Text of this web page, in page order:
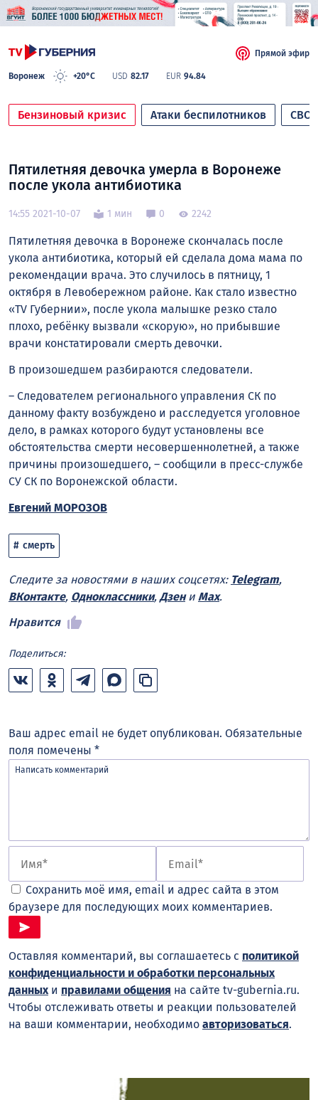
Воронеж +20°C USD 82.17 EUR 94.84
Прямой эфир
Бензиновый кризис Атаки беспилотников СВО
Пятилетняя девочка умерла в Воронеже
после укола антибиотика
14:55 2021-10-07 1 мин 0 2242
Пятилетняя девочка в Воронеже скончалась после
укола антибиотика, который ей сделала дома мама по
рекомендации врача. Это случилось в пятницу, 1
октября в Левобережном районе. Как стало известно
«TV Губернии», после укола малышке резко стало
плохо, ребёнку вызвали «скорую», но прибывшие
врачи констатировали смерть девочки.
В произошедшем разбираются следователи.
– Следователем регионального управления СК по
данному факту возбуждено и расследуется уголовное
дело, в рамках которого будут установлены все
обстоятельства смерти несовершеннолетней, а также
причины произошедшего, – сообщили в пресс-службе
СУ СК по Воронежской области.
Евгений МОРОЗОВ
смерть
Следите за новостями в наших соцсетях: Telegram,
ВКонтакте, Одноклассники, Дзени Max.
Нравится
Поделиться:
Ваш адрес email не будет опубликован. Обязательные
поля помечены *
Сохранить моё имя, email и адрес сайта в этом
браузере для последующих моих комментариев.
Оставляя комментарий, вы соглашаетесь с политикой
конфиденциальности и обработки персональных
данныхи правилами общения на сайте tv-gubernia.ru.
Чтобы отслеживать ответы и реакции пользователей
на ваши комментарии, необходимо авторизоваться.